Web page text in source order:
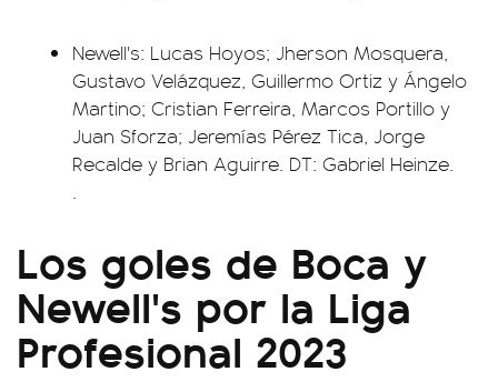
Newell's: Lucas Hoyos; Jherson Mosquera,
Gustavo Velázquez, Guillermo Ortiz y Ángelo
Martino; Cristian Ferreira, Marcos Portillo y
Juan Sforza; Jeremías Pérez Tica, Jorge
Recalde y Brian Aguirre. DT: Gabriel Heinze.
.
Los goles de Boca y
Newell's por la Liga
Profesional 2023